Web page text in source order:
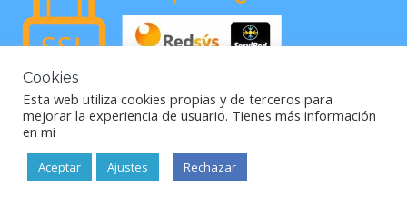
Cookies
Esta web utiliza cookies propias y de terceros para
mejorar la experiencia de usuario. Tienes más información
en mi
Aceptar Ajustes Rechazar